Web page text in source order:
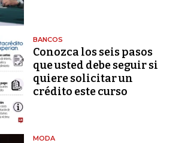
BANCOS
Conozca los seis pasos
que usted debe seguir si
quiere solicitar un
crédito este curso
MODA